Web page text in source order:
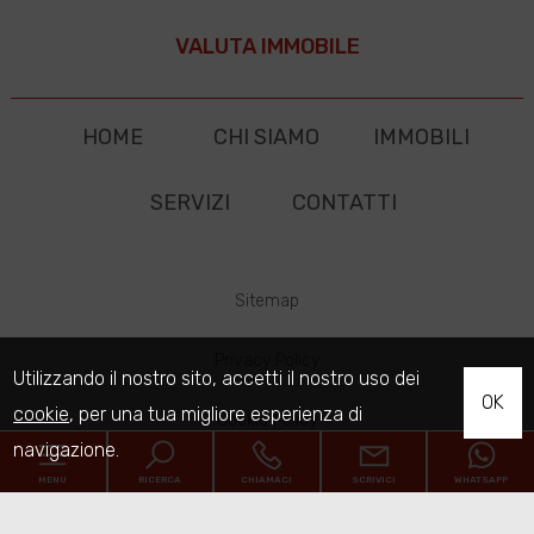
VALUTA IMMOBILE
HOME CHI SIAMO IMMOBILI
SERVIZI CONTATTI
Sitemap
Cookie Policy
MENU RICERCA CHIAMACI SCRIVICI WHATSAPP
Utilizzando il nostro sito, accetti il nostro uso dei
cookie, per una tua migliore esperienza di
navigazione.
OK